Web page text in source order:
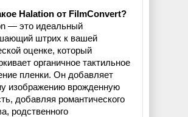
Halation от FilmConvert?
— это идеальный
штрих к вашей
оценке, который
органичное тактильное
пленки. Он добавляет
изображению врожденную
добавляя романтического
родственного